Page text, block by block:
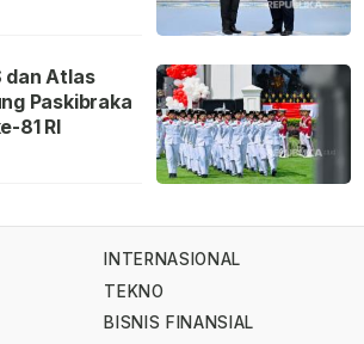
dan Atlas
Paskibraka
81 RI
INTERNASIONAL
TEKNO
BISNIS FINANSIAL